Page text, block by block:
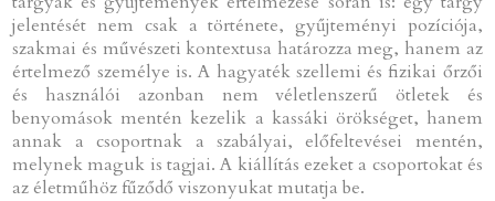
jelentését nem csak a története, gyűjteményi pozíciója,
szakmai és művészeti kontextusa határozza meg, hanem az
értelmező személye is. A hagyaték szellemi és fizikai őrzői
és használói azonban nem véletlenszerű ötletek és
benyomások mentén kezelik a kassáki örökséget, hanem
annak a csoportnak a szabályai, előfeltevései mentén,
melynek maguk is tagjai. A kiállítás ezeket a csoportokat és
az életműhöz fűződő viszonyukat mutatja be.